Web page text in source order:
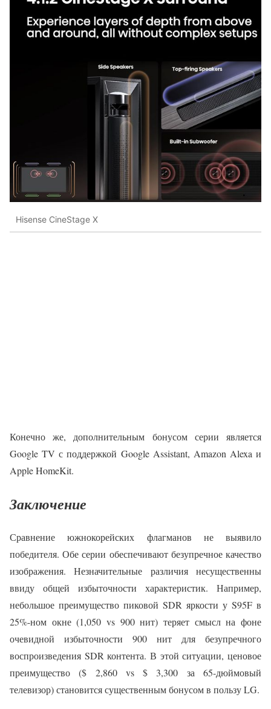
Hisense CineStage X
Конечно же, дополнительным бонусом серии является
Google TV с поддержкой Google Assistant, Amazon Alexa и
Apple HomeKit.
Заключение
Сравнение южнокорейских флагманов не выявило
победителя. Обе серии обеспечивают безупречное качество
изображения. Незначительные различия несущественны
ввиду общей избыточности характеристик. Например,
небольшое преимущество пиковой SDR яркости у S95F в
25%-ном окне (1,050 vs 900 нит) теряет смысл на фоне
очевидной избыточности 900 нит для безупречного
воспроизведения SDR контента. В этой ситуации, ценовое
преимущество ($ 2,860 vs $ 3,300 за 65-дюймовый
телевизор) становится существенным бонусом в пользу LG.